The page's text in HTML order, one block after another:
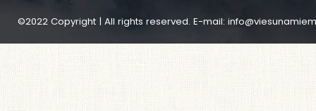
©2022 Copyright | All rights reserved. E-mail: